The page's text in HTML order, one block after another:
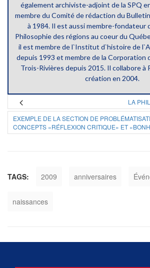
également archiviste-adjoint de la SPQ
membre du Comité de rédaction du
à 1984. Il est aussi membre-fondateur
Philosophie des régions au coeur du
il est membre de l`Institut d`histoire de
depuis 1993 et membre de la Corporation
Trois-Rivières depuis 2015. Il collabore à
création en 2004.
LA
EXEMPLE DE LA SECTION DE
CONCEPTS «RÉFLEXION CRITIQUE» ET
TAGS: 2009 anniversaires
naissances